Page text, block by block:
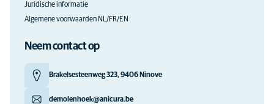
Juridische informatie
Algemene voorwaarden NL/FR/EN
Neem contact op
Brakelsesteenweg 323, 9406 Ninove
demolenhoek@anicura.be